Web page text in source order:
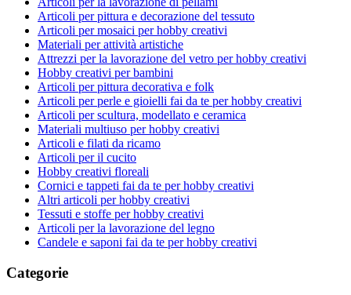
Articoli per pittura e decorazione del tessuto
Articoli per mosaici per hobby creativi
Materiali per attività artistiche
Attrezzi per la lavorazione del vetro per hobby creativi
Hobby creativi per bambini
Articoli per pittura decorativa e folk
Articoli per perle e gioielli fai da te per hobby creativi
Articoli per scultura, modellato e ceramica
Materiali multiuso per hobby creativi
Articoli e filati da ricamo
Articoli per il cucito
Hobby creativi floreali
Cornici e tappeti fai da te per hobby creativi
Altri articoli per hobby creativi
Tessuti e stoffe per hobby creativi
Articoli per la lavorazione del legno
Candele e saponi fai da te per hobby creativi
Categorie